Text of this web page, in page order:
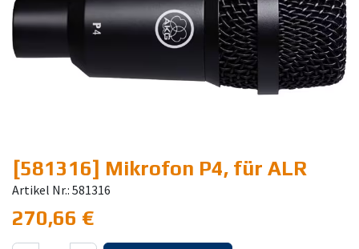
[581316] Mikrofon P4, für ALR
Artikel Nr.: 581316
270,66 €